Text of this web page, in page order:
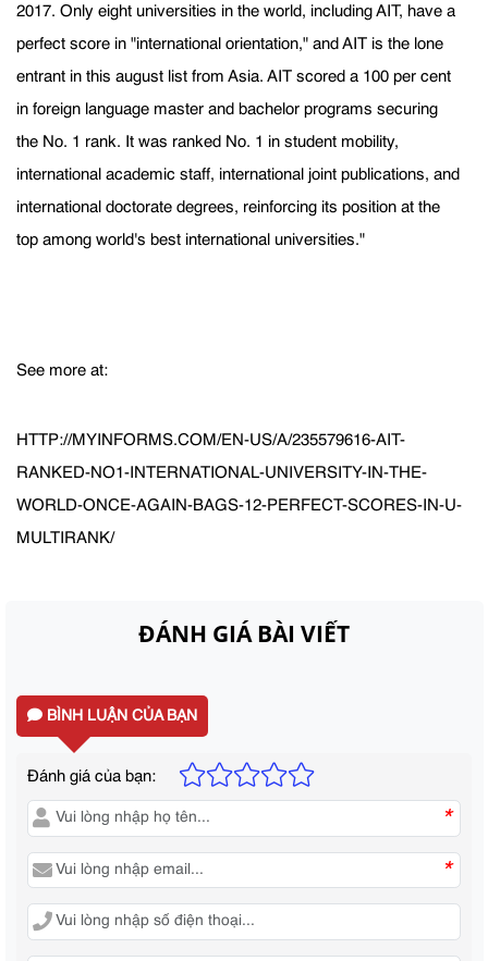
2017. Only eight universities in the world, including AIT, have a
perfect score in "international orientation," and AIT is the lone
entrant in this august list from Asia. AIT scored a 100 per cent
in foreign language master and bachelor programs securing
the No. 1 rank. It was ranked No. 1 in student mobility,
international academic staff, international joint publications, and
international doctorate degrees, reinforcing its position at the
top among world's best international universities."
See more at:
HTTP://MYINFORMS.COM/EN-US/A/235579616-AIT-
RANKED-NO1-INTERNATIONAL-UNIVERSITY-IN-THE-
WORLD-ONCE-AGAIN-BAGS-12-PERFECT-SCORES-IN-U-
MULTIRANK/
ĐÁNH GIÁ BÀI VIẾT
BÌNH LUẬN CỦA BẠN
Đánh giá của bạn:
*
*